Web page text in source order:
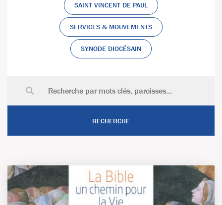
SAINT VINCENT DE PAUL
SERVICES & MOUVEMENTS
SYNODE DIOCÉSAIN